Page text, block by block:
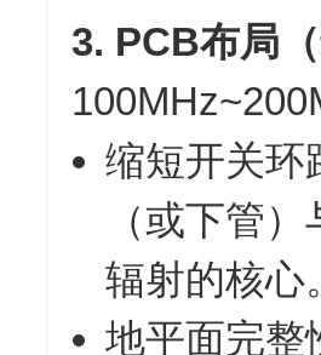
3. PCB布局
缩短开关环
（或下管
辐射的核心
地平面完整